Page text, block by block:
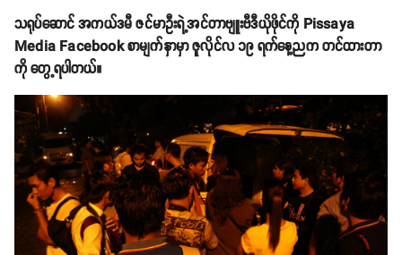
သရုပ်ဆောင် အကယ်ဒမီ ဇင်မာဦးရဲ့အင်တာဗျူးဗီဒီယိုဖိုင်ကို Pissaya
Media Facebook စာမျက်နှာမှာ ဇူလိုင်လ ၁၉ ရက်နေ့ညက တင်ထားတာ
ကို တွေ့ရပါတယ်။